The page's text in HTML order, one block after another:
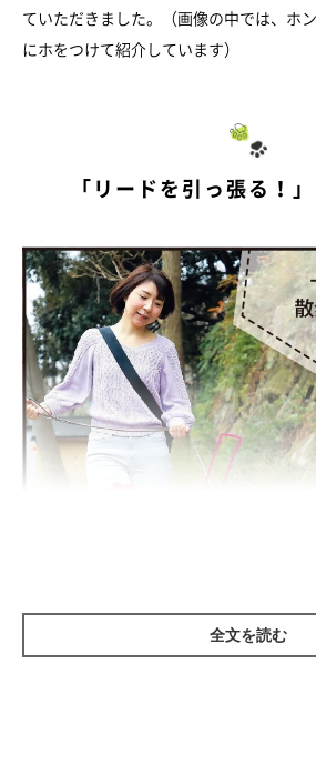
ていただきました。（画像の中では、ホ
にホをつけて紹介しています）
「リードを引っ張る！
全文を読む